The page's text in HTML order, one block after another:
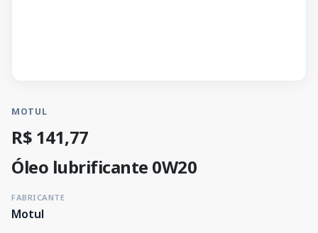
MOTUL
R$ 141,77
Óleo lubrificante 0W20
FABRICANTE
Motul